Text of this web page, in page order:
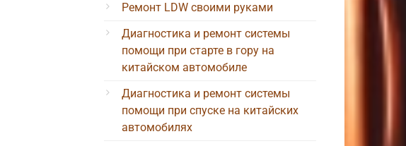
Ремонт LDW своими руками
Диагностика и ремонт системы
помощи при старте в гору на
китайском автомобиле
Диагностика и ремонт системы
помощи при спуске на китайских
автомобилях